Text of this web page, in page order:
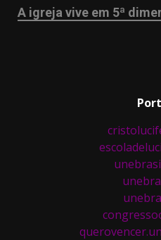
A igreja vive em 5ª